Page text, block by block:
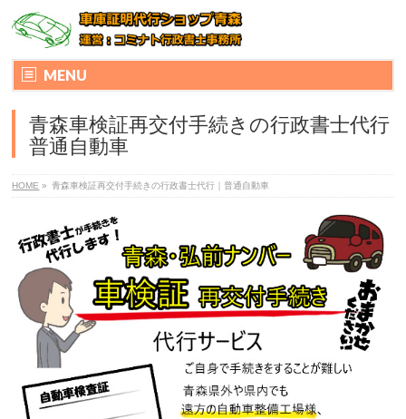
MENU
青森車検証再交付手続きの行政書士代行
普通自動車
HOME » 青森車検証再交付手続きの行政書士代行｜普通自動車